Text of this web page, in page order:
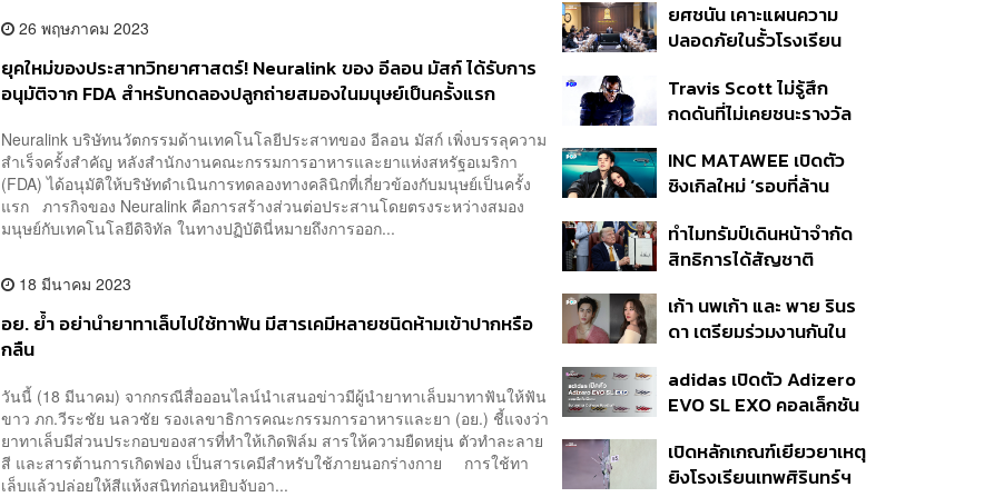
26 พฤษภาคม 2023
ยุคใหม่ของประสาทวิทยาศาสตร์! Neuralink ของ อีลอน มัสก์ ได้รับการ
อนุมัติจาก FDA สำหรับทดลองปลูกถ่ายสมองในมนุษย์เป็นครั้งแรก
Neuralink บริษัทนวัตกรรมด้านเทคโนโลยีประสาทของ อีลอน มัสก์ เพิ่งบรรลุความ
สำเร็จครั้งสำคัญ หลังสำนักงานคณะกรรมการอาหารและยาแห่งสหรัฐอเมริกา
(FDA) ได้อนุมัติให้บริษัทดำเนินการทดลองทางคลินิกที่เกี่ยวข้องกับมนุษย์เป็นครั้ง
แรก ภารกิจของ Neuralink คือการสร้างส่วนต่อประสานโดยตรงระหว่างสมอง
มนุษย์กับเทคโนโลยีดิจิทัล ในทางปฏิบัตินี่หมายถึงการออก...
18 มีนาคม 2023
อย. ย้ำ อย่านำยาทาเล็บไปใช้ทาฟัน มีสารเคมีหลายชนิดห้ามเข้าปากหรือ
กลืน
วันนี้ (18 มีนาคม) จากกรณีสื่อออนไลน์นำเสนอข่าวมีผู้นำยาทาเล็บมาทาฟันให้ฟัน
ขาว ภก.วีระชัย นลวชัย รองเลขาธิการคณะกรรมการอาหารและยา (อย.) ชี้แจงว่า
ยาทาเล็บมีส่วนประกอบของสารที่ทำให้เกิดฟิล์ม สารให้ความยืดหยุ่น ตัวทำละลาย
สี และสารต้านการเกิดฟอง เป็นสารเคมีสำหรับใช้ภายนอกร่างกาย การใช้ทา
เล็บแล้วปล่อยให้สีแห้งสนิทก่อนหยิบจับอา...
ก่อเหตุ เจ้าของร่วมรับผิด
ยศชนัน เคาะแผนความ
ปลอดภัยในรั้วโรงเรียน
ดูแล-คุมเข้มคัดกรองสิ่ง
ผิดกฎหมาย
Travis Scott ไม่รู้สึก
กดดันที่ไม่เคยชนะรางวัล
แล้ว 10 ครั้ง
INC MATAWEE เปิดตัว
ซิงเกิลใหม่ ‘รอบที่ล้าน
มาแสดงในมิวสิกวิดีโอ
ทำไมทรัมป์เดินหน้าจำกัด
สิทธิการได้สัญชาติ
แม้ศาลสูงสุดเคยตัดสิน
คัดค้าน
เก้า นพเก้า และ พาย รินร
ดา เตรียมร่วมงานกันใน
Taste In Time’
adidas เปิดตัว Adizero
EVO SL EXO คอลเล็กชัน
Football
เปิดหลักเกณฑ์เยียวยาเหตุ
ยิงโรงเรียนเทพศิรินทร์ฯ